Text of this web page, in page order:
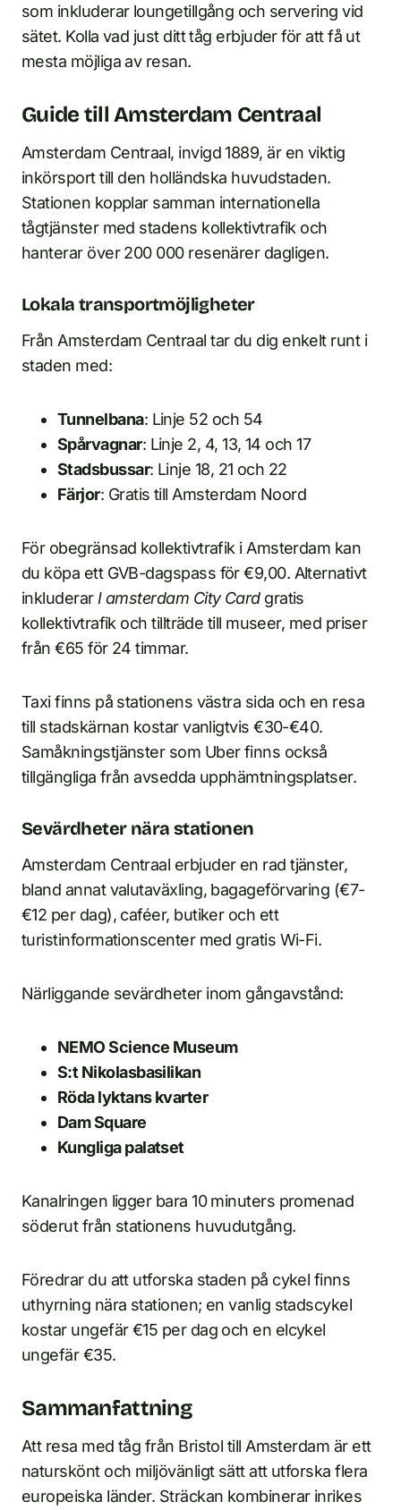
som inkluderar loungetillgång och servering vid
sätet. Kolla vad just ditt tåg erbjuder för att få ut
mesta möjliga av resan.
Guide till Amsterdam Centraal
Amsterdam Centraal, invigd 1889, är en viktig
inkörsport till den holländska huvudstaden.
Stationen kopplar samman internationella
tågtjänster med stadens kollektivtrafik och
hanterar över 200 000 resenärer dagligen.
Lokala transportmöjligheter
Från Amsterdam Centraal tar du dig enkelt runt i
staden med:
Tunnelbana: Linje 52 och 54
Spårvagnar: Linje 2, 4, 13, 14 och 17
Stadsbussar: Linje 18, 21 och 22
Färjor: Gratis till Amsterdam Noord
För obegränsad kollektivtrafik i Amsterdam kan
du köpa ett GVB-dagspass för €9,00. Alternativt
inkluderarI amsterdam City Cardgratis
kollektivtrafik och tillträde till museer, med priser
från €65 för 24 timmar.
Taxi finns på stationens västra sida och en resa
till stadskärnan kostar vanligtvis €30-€40.
Samåkningstjänster som Uber finns också
tillgängliga från avsedda upphämtningsplatser.
Sevärdheter nära stationen
Amsterdam Centraal erbjuder en rad tjänster,
bland annat valutaväxling, bagageförvaring (€7-
€12 per dag), caféer, butiker och ett
turistinformationscenter med gratis Wi-Fi.
Närliggande sevärdheter inom gångavstånd:
NEMO Science Museum
S:t Nikolasbasilikan
Röda lyktans kvarter
Dam Square
Kungliga palatset
Kanalringen ligger bara 10 minuters promenad
söderut från stationens huvudutgång.
Föredrar du att utforska staden på cykel finns
uthyrning nära stationen; en vanlig stadscykel
kostar ungefär €15 per dag och en elcykel
ungefär €35.
Sammanfattning
Att resa med tåg från Bristol till Amsterdam är ett
naturskönt och miljövänligt sätt att utforska flera
europeiska länder. Sträckan kombinerar inrikes